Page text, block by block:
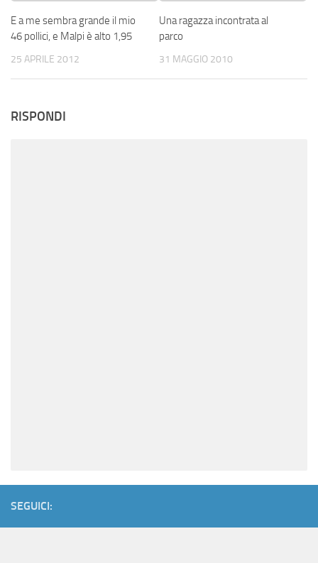
E a me sembra grande il mio
46 pollici, e Malpi è alto 1,95
25 APRILE 2012
Una ragazza incontrata al
parco
31 MAGGIO 2010
RISPONDI
SEGUICI: